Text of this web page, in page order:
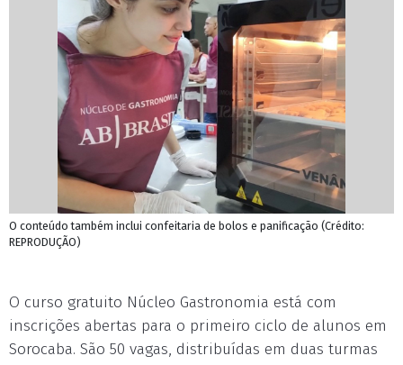
O conteúdo também inclui confeitaria de bolos e panificação (Crédito:
REPRODUÇÃO)
O curso gratuito Núcleo Gastronomia está com
inscrições abertas para o primeiro ciclo de alunos em
Sorocaba. São 50 vagas, distribuídas em duas turmas